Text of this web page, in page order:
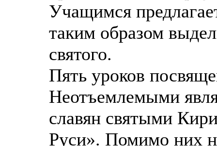
Учащимся
таким образом
святого.
Пять уроков
Неотъемлемыми
славян святыми
Руси». Помимо них